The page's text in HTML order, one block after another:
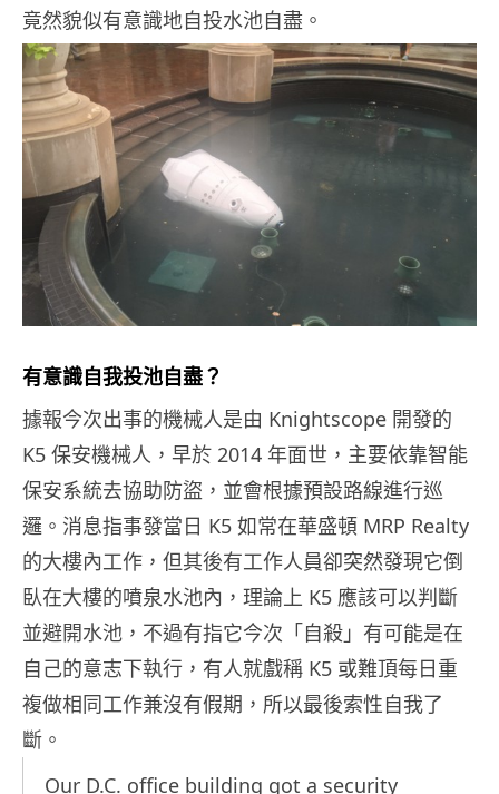
竟然貌似有意識地自投水池自盡。
有意識自我投池自盡？
據報今次出事的機械人是由 Knightscope 開發的
K5 保安機械人，早於 2014 年面世，主要依靠智能
保安系統去協助防盜，並會根據預設路線進行巡
邏。消息指事發當日 K5 如常在華盛頓 MRP Realty
的大樓內工作，但其後有工作人員卻突然發現它倒
臥在大樓的噴泉水池內，理論上 K5 應該可以判斷
並避開水池，不過有指它今次「自殺」有可能是在
自己的意志下執行，有人就戲稱 K5 或難頂每日重
複做相同工作兼沒有假期，所以最後索性自我了
斷。
Our D.C. office building got a security